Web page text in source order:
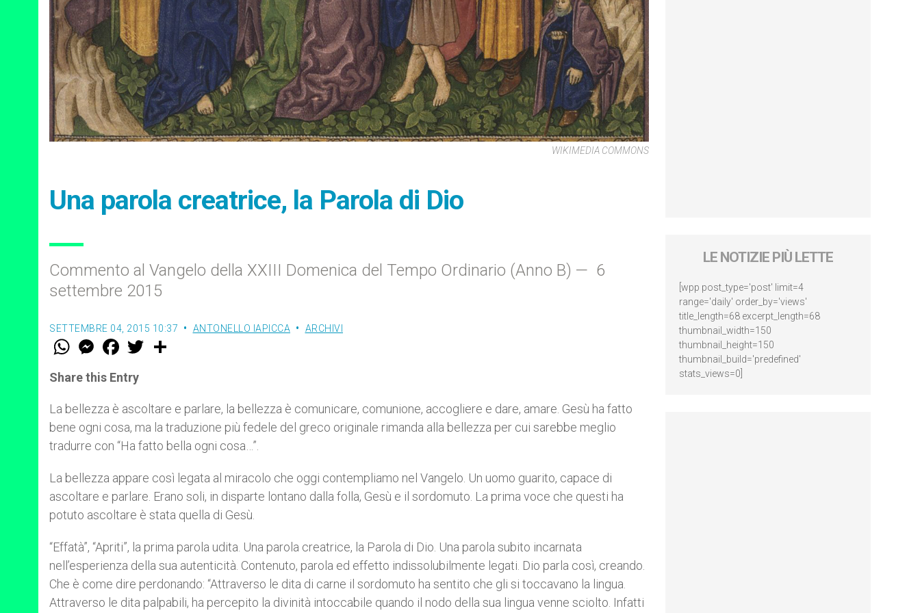
WIKIMEDIA COMMONS
Una parola creatrice, la Parola di Dio
Commento al Vangelo della XXIII Domenica del Tempo Ordinario (Anno B) — 6
settembre 2015
SETTEMBRE 04, 2015 10:37 ANTONELLO IAPICCA ARCHIVI
W
t
s
p
p
M
e
s
e
g
e
r
F
a
e
b
o
k
w
r
Share this Entry
La bellezza è ascoltare e parlare, la bellezza è comunicare, comunione, accogliere e dare, amare. Gesù ha fatto
bene ogni cosa, ma la traduzione più fedele del greco originale rimanda alla bellezza per cui sarebbe meglio
tradurre con “Ha fatto bella ogni cosa…”.
La bellezza appare così legata al miracolo che oggi contempliamo nel Vangelo. Un uomo guarito, capace di
ascoltare e parlare. Erano soli, in disparte lontano dalla folla, Gesù e il sordomuto. La prima voce che questi ha
potuto ascoltare è stata quella di Gesù.
“Effatà”, “Apriti”, la prima parola udita. Una parola creatrice, la Parola di Dio. Una parola subito incarnata
nell’esperienza della sua autenticità. Contenuto, parola ed effetto indissolubilmente legati. Dio parla così, creando.
Che è come dire perdonando: “Attraverso le dita di carne il sordomuto ha sentito che gli si toccavano la lingua.
Attraverso le dita palpabili, ha percepito la divinità intoccabile quando il nodo della sua lingua venne sciolto. Infatti
LE NOTIZIE PIÙ LETTE
[wpp post_type='post' limit=4
range='daily' order_by='views'
title_length=68 excerpt_length=68
thumbnail_width=150
thumbnail_height=150
thumbnail_build='predefined'
stats_views=0]